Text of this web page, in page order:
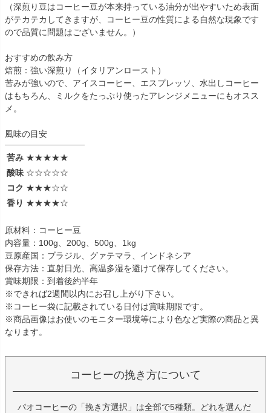
（深煎り豆はコーヒー豆が本来持っている油分が出やすいため表面
がテカテカしてきますが、コーヒー豆の性質による自然な現象です
ので品質に問題はございません。）
おすすめの飲み方
焙煎：強い深煎り（イタリアンロースト）
苦みが強いので、アイスコーヒー、エスプレッソ、水出しコーヒー
はもちろん、ミルクをたっぷり使ったアレンジメニューにもオスス
メ。
風味の目安
苦み ★★★★★
酸味 ☆☆☆☆☆
コク ★★★☆☆
香り ★★★★☆
原材料：コーヒー豆
内容量：100g、200g、500g、1kg
豆原産国：ブラジル、グァテマラ、インドネシア
保存方法：直射日光、高温多湿を避けて保存してください。
賞味期限：到着後約半年
※できれば2週間以内にお召し上がり下さい。
※コーヒー袋に記載されている日付は賞味期限です。
※商品画像はお使いのモニター環境等により色など実際の商品と異
なります。
コーヒーの挽き方について
パオコーヒーの「挽き方選択」は全部で5種類。どれを選んだ